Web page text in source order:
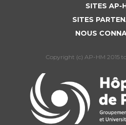
SITES AP-
SITES
NOUS
Copyright (c) AP-HM 2015